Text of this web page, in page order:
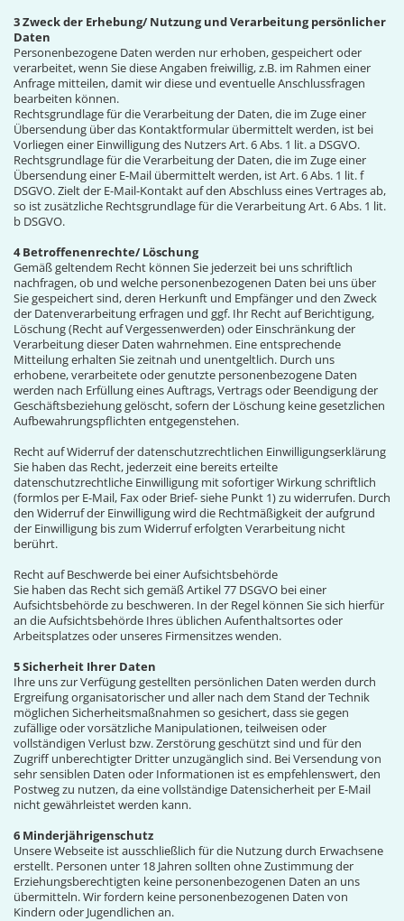
3 Zweck der Erhebung/ Nutzung und Verarbeitung persönlicher
Daten
Personenbezogene Daten werden nur erhoben, gespeichert oder
verarbeitet, wenn Sie diese Angaben freiwillig, z.B. im Rahmen einer
Anfrage mitteilen, damit wir diese und eventuelle Anschlussfragen
bearbeiten können.
Rechtsgrundlage für die Verarbeitung der Daten, die im Zuge einer
Übersendung über das Kontaktformular übermittelt werden, ist bei
Vorliegen einer Einwilligung des Nutzers Art. 6 Abs. 1 lit. a DSGVO.
Rechtsgrundlage für die Verarbeitung der Daten, die im Zuge einer
Übersendung einer E-Mail übermittelt werden, ist Art. 6 Abs. 1 lit. f
DSGVO. Zielt der E-Mail-Kontakt auf den Abschluss eines Vertrages ab,
so ist zusätzliche Rechtsgrundlage für die Verarbeitung Art. 6 Abs. 1 lit.
b DSGVO.
4 Betroffenenrechte/ Löschung
Gemäß geltendem Recht können Sie jederzeit bei uns schriftlich
nachfragen, ob und welche personenbezogenen Daten bei uns über
Sie gespeichert sind, deren Herkunft und Empfänger und den Zweck
der Datenverarbeitung erfragen und ggf. Ihr Recht auf Berichtigung,
Löschung (Recht auf Vergessenwerden) oder Einschränkung der
Verarbeitung dieser Daten wahrnehmen. Eine entsprechende
Mitteilung erhalten Sie zeitnah und unentgeltlich. Durch uns
erhobene, verarbeitete oder genutzte personenbezogene Daten
werden nach Erfüllung eines Auftrags, Vertrags oder Beendigung der
Geschäftsbeziehung gelöscht, sofern der Löschung keine gesetzlichen
Aufbewahrungspflichten entgegenstehen.
Recht auf Widerruf der datenschutzrechtlichen Einwilligungserklärung
Sie haben das Recht, jederzeit eine bereits erteilte
datenschutzrechtliche Einwilligung mit sofortiger Wirkung schriftlich
(formlos per E-Mail, Fax oder Brief- siehe Punkt 1) zu widerrufen. Durch
den Widerruf der Einwilligung wird die Rechtmäßigkeit der aufgrund
der Einwilligung bis zum Widerruf erfolgten Verarbeitung nicht
berührt.
Recht auf Beschwerde bei einer Aufsichtsbehörde
Sie haben das Recht sich gemäß Artikel 77 DSGVO bei einer
Aufsichtsbehörde zu beschweren. In der Regel können Sie sich hierfür
an die Aufsichtsbehörde Ihres üblichen Aufenthaltsortes oder
Arbeitsplatzes oder unseres Firmensitzes wenden.
5 Sicherheit Ihrer Daten
Ihre uns zur Verfügung gestellten persönlichen Daten werden durch
Ergreifung organisatorischer und aller nach dem Stand der Technik
möglichen Sicherheitsmaßnahmen so gesichert, dass sie gegen
zufällige oder vorsätzliche Manipulationen, teilweisen oder
vollständigen Verlust bzw. Zerstörung geschützt sind und für den
Zugriff unberechtigter Dritter unzugänglich sind. Bei Versendung von
sehr sensiblen Daten oder Informationen ist es empfehlenswert, den
Postweg zu nutzen, da eine vollständige Datensicherheit per E-Mail
nicht gewährleistet werden kann.
6 Minderjährigenschutz
Unsere Webseite ist ausschließlich für die Nutzung durch Erwachsene
erstellt. Personen unter 18 Jahren sollten ohne Zustimmung der
Erziehungsberechtigten keine personenbezogenen Daten an uns
übermitteln. Wir fordern keine personenbezogenen Daten von
Kindern oder Jugendlichen an.